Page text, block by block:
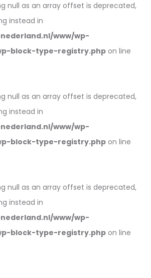
null as an array offset is deprecated,
instead in
www/wp-
block-type-registry.php on line
null as an array offset is deprecated,
instead in
www/wp-
block-type-registry.php on line
null as an array offset is deprecated,
instead in
www/wp-
block-type-registry.php on line